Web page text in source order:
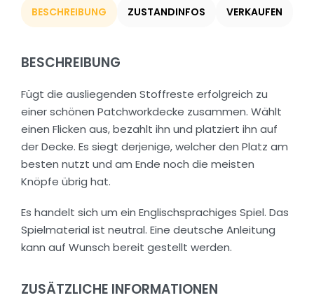
BESCHREIBUNG ZUSTANDINFOS VERKAUFEN
BESCHREIBUNG
Fügt die ausliegenden Stoffreste erfolgreich zu
einer schönen Patchworkdecke zusammen. Wählt
einen Flicken aus, bezahlt ihn und platziert ihn auf
der Decke. Es siegt derjenige, welcher den Platz am
besten nutzt und am Ende noch die meisten
Knöpfe übrig hat.
Es handelt sich um ein Englischsprachiges Spiel. Das
Spielmaterial ist neutral. Eine deutsche Anleitung
kann auf Wunsch bereit gestellt werden.
ZUSÄTZLICHE INFORMATIONEN